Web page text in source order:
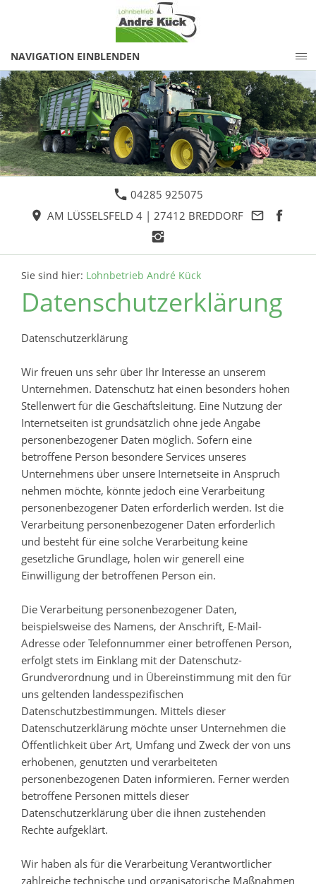
NAVIGATION EINBLENDEN
04285 925075
AM LÜSSELSFELD 4 | 27412 BREDDORF
Sie sind hier: Lohnbetrieb André Kück
Datenschutzerklärung
Datenschutzerklärung
Wir freuen uns sehr über Ihr Interesse an unserem
Unternehmen. Datenschutz hat einen besonders hohen
Stellenwert für die Geschäftsleitung. Eine Nutzung der
Internetseiten ist grundsätzlich ohne jede Angabe
personenbezogener Daten möglich. Sofern eine
betroffene Person besondere Services unseres
Unternehmens über unsere Internetseite in Anspruch
nehmen möchte, könnte jedoch eine Verarbeitung
personenbezogener Daten erforderlich werden. Ist die
Verarbeitung personenbezogener Daten erforderlich
und besteht für eine solche Verarbeitung keine
gesetzliche Grundlage, holen wir generell eine
Einwilligung der betroffenen Person ein.
Die Verarbeitung personenbezogener Daten,
beispielsweise des Namens, der Anschrift, E-Mail-
Adresse oder Telefonnummer einer betroffenen Person,
erfolgt stets im Einklang mit der Datenschutz-
Grundverordnung und in Übereinstimmung mit den für
uns geltenden landesspezifischen
Datenschutzbestimmungen. Mittels dieser
Datenschutzerklärung möchte unser Unternehmen die
Öffentlichkeit über Art, Umfang und Zweck der von uns
erhobenen, genutzten und verarbeiteten
personenbezogenen Daten informieren. Ferner werden
betroffene Personen mittels dieser
Datenschutzerklärung über die ihnen zustehenden
Rechte aufgeklärt.
Wir haben als für die Verarbeitung Verantwortlicher
zahlreiche technische und organisatorische Maßnahmen